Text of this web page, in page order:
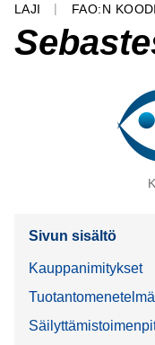
LAJI FAO:N
Sivun sisältö
Kauppanimitykset